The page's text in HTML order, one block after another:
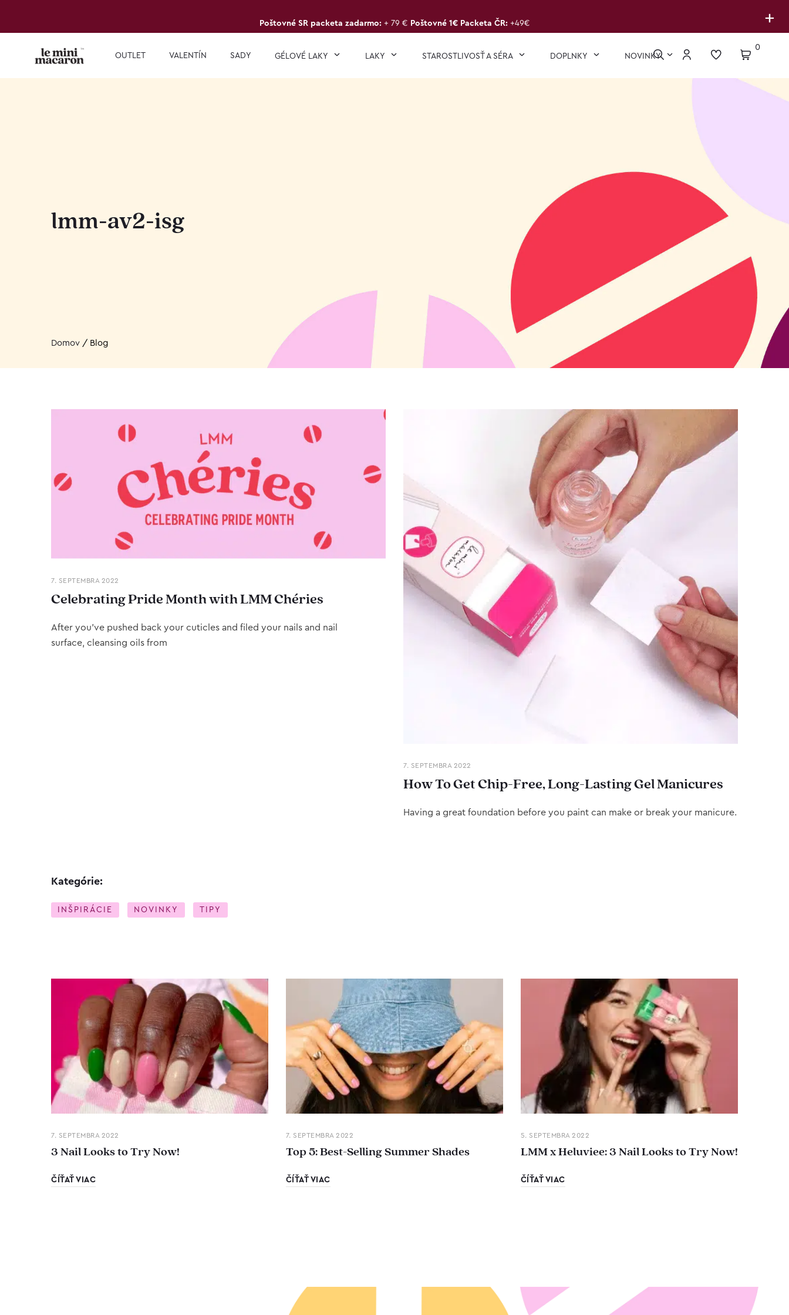
+
Poštovné SR packeta zadarmo: + 79 € Poštovné 1€ Packeta ČR: +49€
OUTLET VALENTÍN SADY GÉLOVÉ LAKY LAKY STAROSTLIVOSŤ A SÉRA DOPLNKY NOVINKY
0
lmm-av2-isg
Domov / Blog
7. SEPTEMBRA 2022
Celebrating Pride Month with LMM Chéries
After you’ve pushed back your cuticles and filed your nails and nail
surface, cleansing oils from
7. SEPTEMBRA 2022
How To Get Chip-Free, Long-Lasting Gel Manicures
Having a great foundation before you paint can make or break your manicure.
Kategórie:
INŠPIRÁCIE NOVINKY TIPY
7. SEPTEMBRA 2022
3 Nail Looks to Try Now!
ČÍŤAŤ VIAC
7. SEPTEMBRA 2022
Top 5: Best-Selling Summer Shades
ČÍŤAŤ VIAC
5. SEPTEMBRA 2022
LMM x Heluviee: 3 Nail Looks to Try Now!
ČÍŤAŤ VIAC